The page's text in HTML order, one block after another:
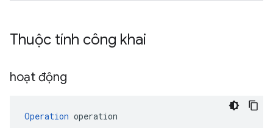
Thuộc tính công khai
hoạt động
Operation operation